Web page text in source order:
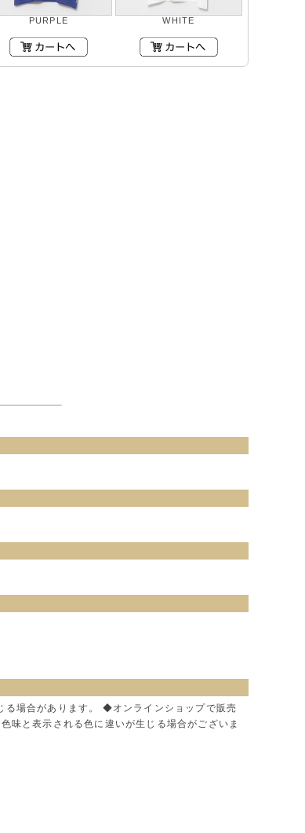
PURPLE WHITE
る場合があります。 ◆オンラインショップで販売
味と表示される色に違いが生じる場合がございま